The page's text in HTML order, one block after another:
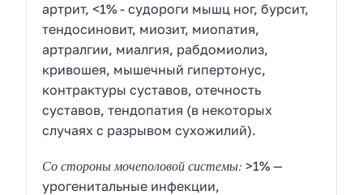
артрит, <1% - судороги мышц ног, бурсит,
тендосиновит, миозит, миопатия,
артралгии, миалгия, рабдомиолиз,
кривошея, мышечный гипертонус,
контрактуры суставов, отечность
суставов, тендопатия (в некоторых
случаях с разрывом сухожилий).
Со стороны мочеполовой системы:>1% —
урогенитальные инфекции,